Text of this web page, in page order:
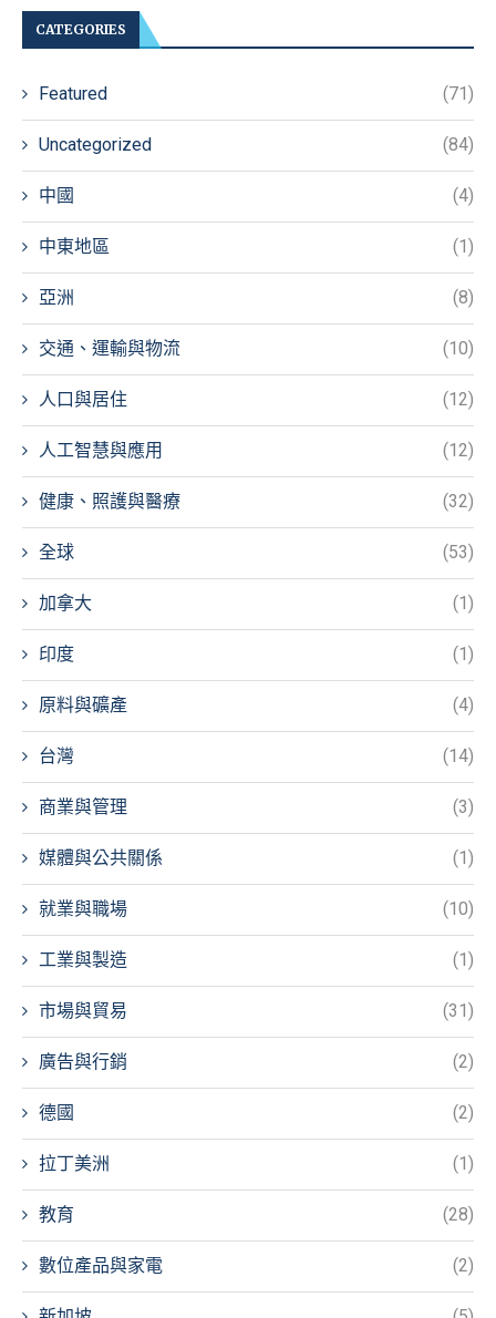
CATEGORIES
Featured (71)
Uncategorized (84)
中國 (4)
中東地區 (1)
亞洲 (8)
交通、運輸與物流 (10)
人口與居住 (12)
人工智慧與應用 (12)
健康、照護與醫療 (32)
全球 (53)
加拿大 (1)
印度 (1)
原料與礦產 (4)
台灣 (14)
商業與管理 (3)
媒體與公共關係 (1)
就業與職場 (10)
工業與製造 (1)
市場與貿易 (31)
廣告與行銷 (2)
德國 (2)
拉丁美洲 (1)
教育 (28)
數位產品與家電 (2)